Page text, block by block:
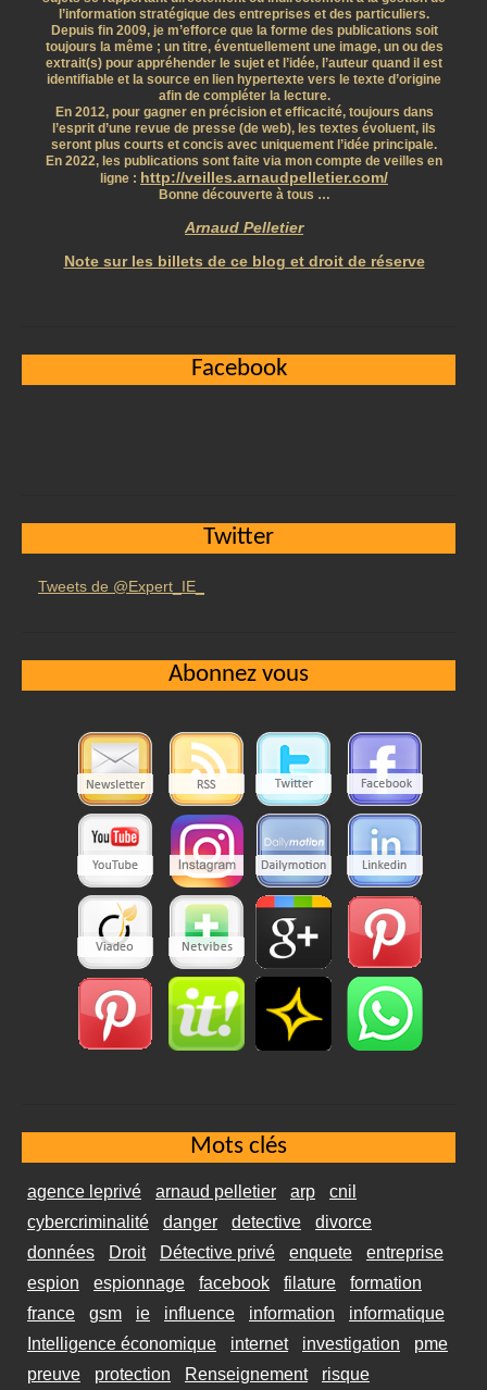
l’information stratégique des entreprises et des particuliers.
Depuis fin 2009, je m’efforce que la forme des publications soit
toujours la même ; un titre, éventuellement une image, un ou des
extrait(s) pour appréhender le sujet et l’idée, l’auteur quand il est
identifiable et la source en lien hypertexte vers le texte d’origine
afin de compléter la lecture.
En 2012, pour gagner en précision et efficacité, toujours dans
l’esprit d’une revue de presse (de web), les textes évoluent, ils
seront plus courts et concis avec uniquement l’idée principale.
En 2022, les publications sont faite via mon compte de veilles en
ligne : http://veilles.arnaudpelletier.com/
Bonne découverte à tous …
Arnaud Pelletier
Note sur les billets de ce blog et droit de réserve
Facebook
Twitter
Tweets de @Expert_IE_
Abonnez vous
Mots clés
agence leprivé arnaud pelletier arp
cnil
cybercriminalité
danger detective
divorce
données
Droit Détective privé enquete
entreprise
espion
espionnage facebook filature
formation
france
gsm ie influence information
informatique
Intelligence économique
internet investigation
pme
preuve
protection Renseignement risque